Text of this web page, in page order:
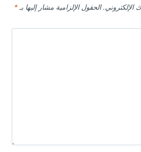
الإلكتروني. الحقول الإلزامية مشار إليها بـ *